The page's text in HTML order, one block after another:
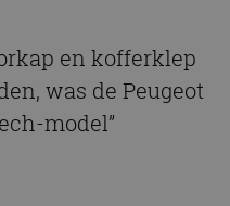
en kofferklep
was de Peugeot
model”